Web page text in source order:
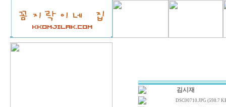
김시재
DSC00710.JPG (598.7